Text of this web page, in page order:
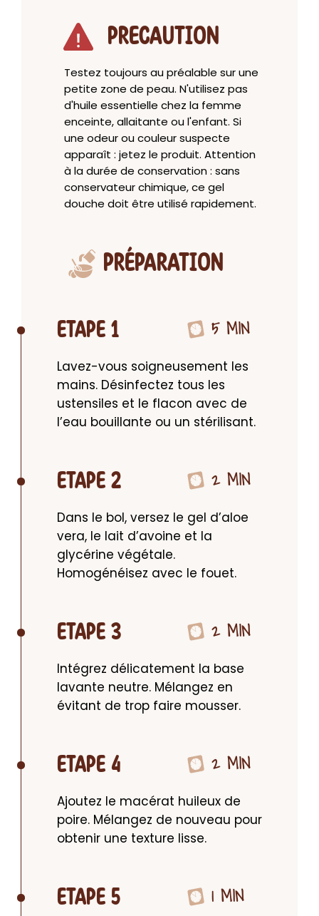
PRECAUTION
Testez toujours au préalable sur une
petite zone de peau. N'utilisez pas
d'huile essentielle chez la femme
enceinte, allaitante ou l'enfant. Si
une odeur ou couleur suspecte
apparaît : jetez le produit. Attention
à la durée de conservation : sans
conservateur chimique, ce gel
douche doit être utilisé rapidement.
PRÉPARATION
ETAPE 1 5 MIN
Lavez-vous soigneusement les
mains. Désinfectez tous les
ustensiles et le flacon avec de
l’eau bouillante ou un stérilisant.
ETAPE 2 2 MIN
Dans le bol, versez le gel d’aloe
vera, le lait d’avoine et la
glycérine végétale.
Homogénéisez avec le fouet.
ETAPE 3 2 MIN
Intégrez délicatement la base
lavante neutre. Mélangez en
évitant de trop faire mousser.
ETAPE 4 2 MIN
Ajoutez le macérat huileux de
poire. Mélangez de nouveau pour
obtenir une texture lisse.
ETAPE 5 1 MIN